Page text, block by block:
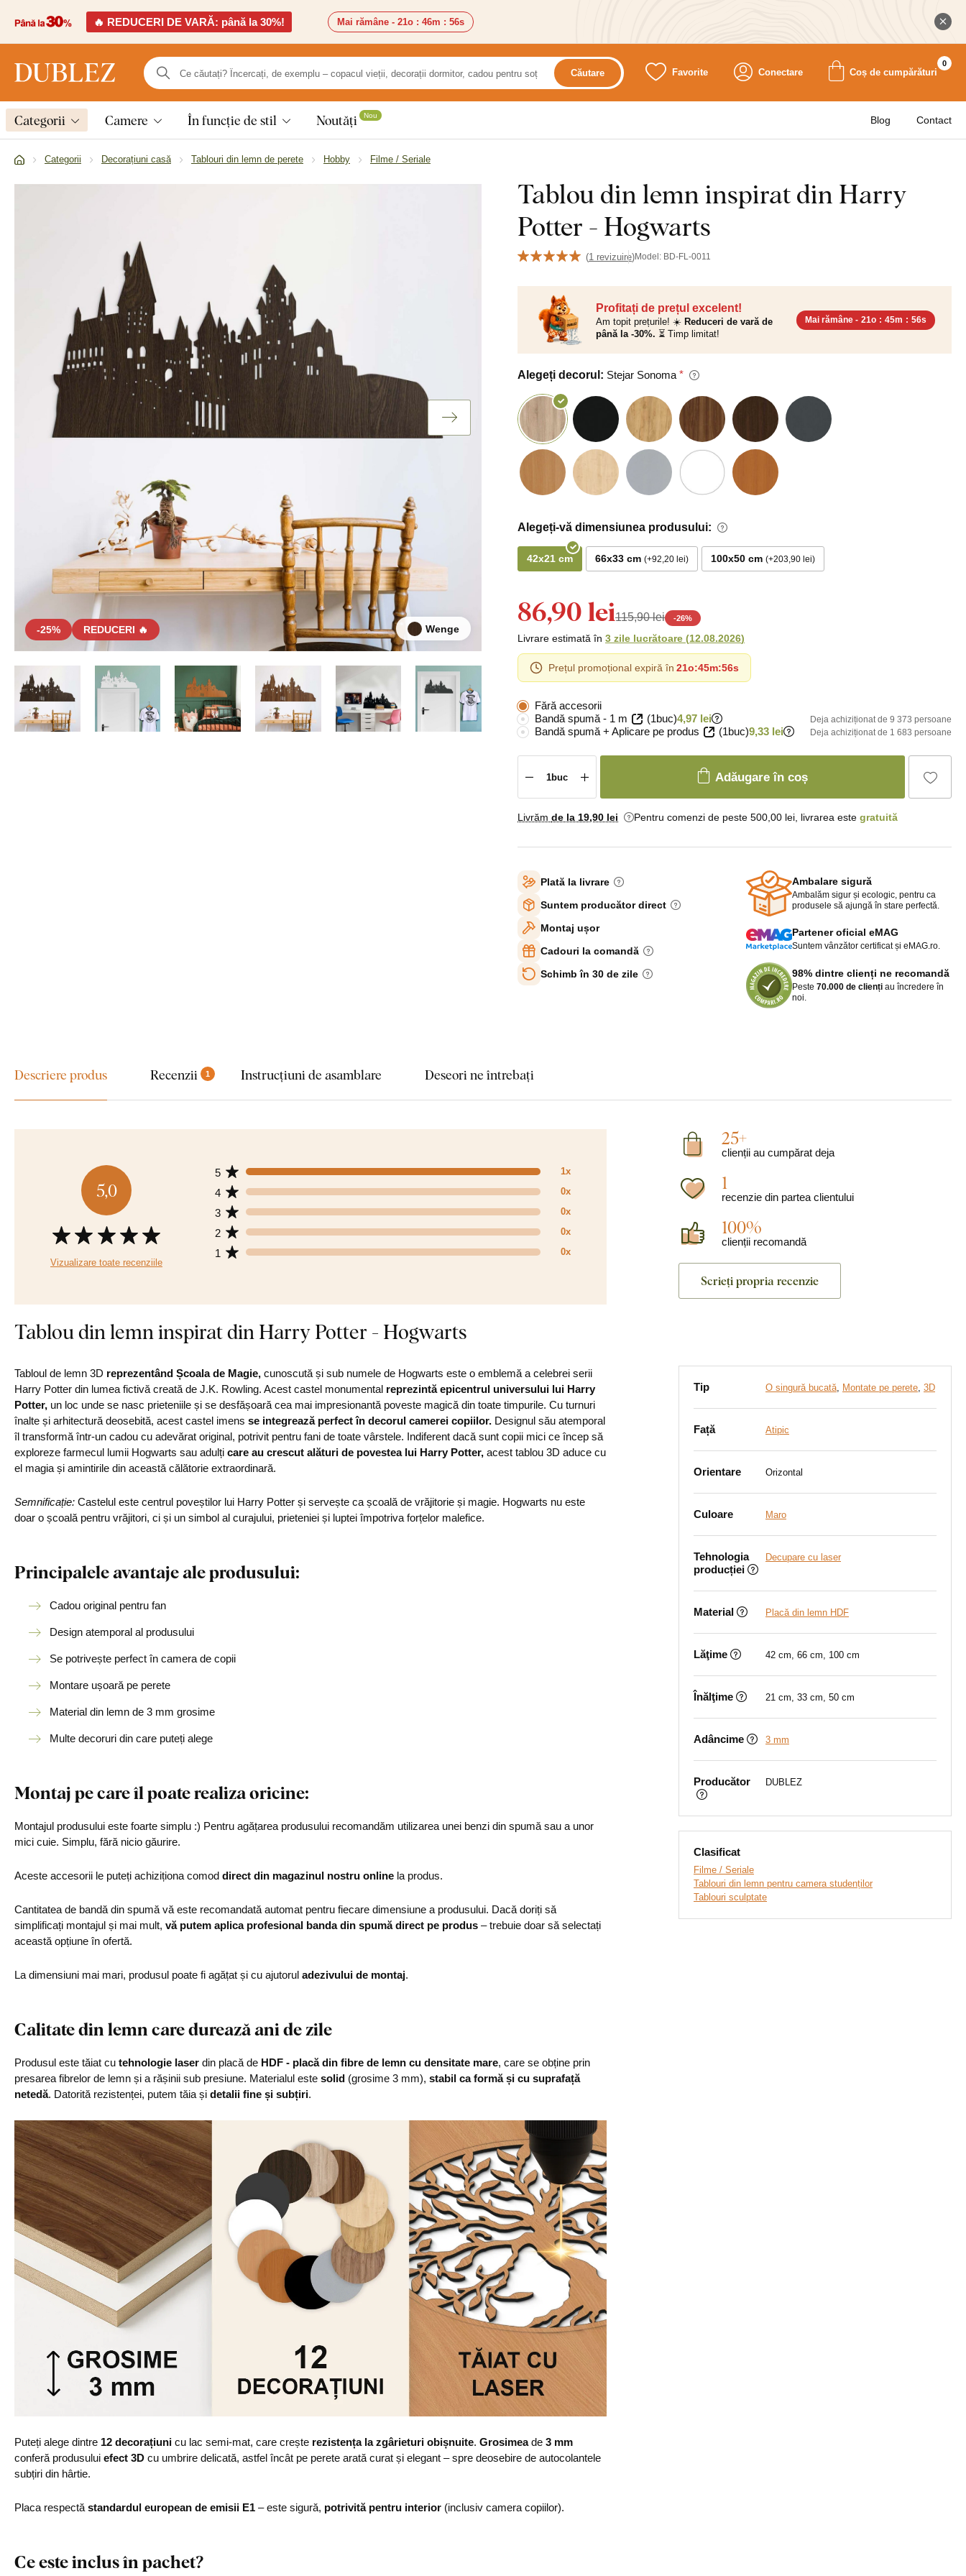
🔥 REDUCERI DE VARĂ: până la 30%! Mai rămâne - 21o : 46m : 55s
Căutare Favorite Conectare Coș de cumpărături
0
Categorii Camere În funcție de stil Noutăți Nou Blog Contact
Categorii Decorațiuni casă Tablouri din lemn de perete Hobby Filme / Seriale
Tablou din lemn inspirat din Harry
Potter - Hogwarts
(1 revizuire)Model: BD-FL-0011
-25% REDUCERI 🔥 Wenge
Profitați de prețul excelent!
Am topit prețurile! ☀️ Reduceri de vară de
până la -30%. ⏳ Timp limitat!
Mai rămâne - 21o : 45m : 55s
Alegeți decorul: Stejar Sonoma
Alegeți-vă dimensiunea produsului:
42x21 cm 66x33 cm +92,20 lei 100x50 cm +203,90 lei
86,90 lei115,90 lei -26%
Livrare estimată în 3 zile lucrătoare (12.08.2026)
Prețul promoțional expiră în 21o:45m:55s
Fără accesorii
Bandă spumă - 1 m
(1buc)4,97 lei Deja achiziționat de 9 373 persoane
Bandă spumă + Aplicare pe produs (1buc)9,33 lei Deja achiziționat de 1 683 persoane
Adăugare în coș
Livrăm de la 19,90 lei Pentru comenzi de peste 500,00 lei, livrarea este gratuită
Plată la livrare
Suntem producător direct
Montaj ușor
Cadouri la comandă
Schimb în 30 de zile
Ambalare sigură
Ambalăm sigur și ecologic, pentru ca
produsele să ajungă în stare perfectă.
Partener oficial eMAG
Suntem vânzător certificat și eMAG.ro.
98% dintre clienți ne recomandă
Peste 70.000 de clienți au încredere în
noi.
Descriere produs Recenzii 1 Instrucțiuni de asamblare Deseori ne întrebați
5,0
Vizualizare toate recenziile
1 0x
2 0x
3 0x
4 0x
5 1x
25+
clienții au cumpărat deja
1
recenzie din partea clientului
100%
clienții recomandă
Scrieți propria recenzie
Tablou din lemn inspirat din Harry Potter - Hogwarts
Tabloul de lemn 3D reprezentând Școala de Magie, cunoscută și sub numele de Hogwarts este o emblemă a celebrei serii
Harry Potter din lumea fictivă creată de J.K. Rowling. Acest castel monumental reprezintă epicentrul universului lui Harry
Potter, un loc unde se nasc prieteniile și se desfășoară cea mai impresionantă poveste magică din toate timpurile. Cu turnuri
înalte și arhitectură deosebită, acest castel imens se integrează perfect în decorul camerei copiilor. Designul său atemporal
îl transformă într-un cadou cu adevărat original, potrivit pentru fani de toate vârstele. Indiferent dacă sunt copii mici ce încep să
exploreze farmecul lumii Hogwarts sau adulți care au crescut alături de povestea lui Harry Potter, acest tablou 3D aduce cu
el magia și amintirile din această călătorie extraordinară.
Semnificație: Castelul este centrul poveștilor lui Harry Potter și servește ca școală de vrăjitorie și magie. Hogwarts nu este
doar o școală pentru vrăjitori, ci și un simbol al curajului, prieteniei și luptei împotriva forțelor malefice.
Principalele avantaje ale produsului:
Cadou original pentru fan
Design atemporal al produsului
Se potrivește perfect în camera de copii
Montare ușoară pe perete
Material din lemn de 3 mm grosime
Multe decoruri din care puteți alege
Montaj pe care îl poate realiza oricine:
Montajul produsului este foarte simplu :) Pentru agățarea produsului recomandăm utilizarea unei benzi din spumă sau a unor
mici cuie. Simplu, fără nicio găurire.
Aceste accesorii le puteți achiziționa comod direct din magazinul nostru online la produs.
Cantitatea de bandă din spumă vă este recomandată automat pentru fiecare dimensiune a produsului. Dacă doriți să
simplificați montajul și mai mult, vă putem aplica profesional banda din spumă direct pe produs – trebuie doar să selectați
această opțiune în ofertă.
La dimensiuni mai mari, produsul poate fi agățat și cu ajutorul adezivului de montaj.
Calitate din lemn care durează ani de zile
Produsul este tăiat cu tehnologie laser din placă de HDF - placă din fibre de lemn cu densitate mare, care se obține prin
presarea fibrelor de lemn și a rășinii sub presiune. Materialul este solid (grosime 3 mm), stabil ca formă și cu suprafață
netedă. Datorită rezistenței, putem tăia și detalii fine și subțiri.
Puteți alege dintre 12 decorațiuni cu lac semi-mat, care crește rezistența la zgârieturi obișnuite. Grosimeade 3 mm
conferă produsului efect 3D cu umbrire delicată, astfel încât pe perete arată curat și elegant – spre deosebire de autocolantele
subțiri din hârtie.
Placa respectă standardul european de emisii E1 – este sigură, potrivită pentru interior (inclusiv camera copiilor).
Ce este inclus în pachet?
Tip O singură bucată, Montate pe perete, 3D
Față Atipic
Orientare Orizontal
Culoare Maro
Tehnologia
producției
Decupare cu laser
Material Placă din lemn HDF
Lăţime 42 cm, 66 cm, 100 cm
Înălţime 21 cm, 33 cm, 50 cm
Adâncime 3 mm
Producător DUBLEZ
Clasificat
Filme / Seriale
Tablouri din lemn pentru camera studenților
Tablouri sculptate